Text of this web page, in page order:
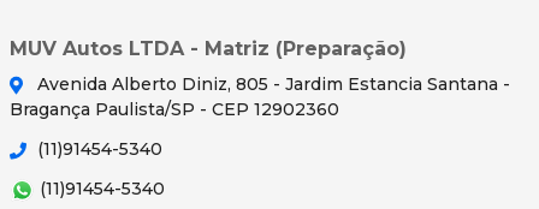
MUV Autos LTDA - Matriz (Preparação)
Avenida Alberto Diniz, 805 - Jardim Estancia Santana -
Bragança Paulista/SP - CEP 12902360
(11)91454-5340
(11)91454-5340